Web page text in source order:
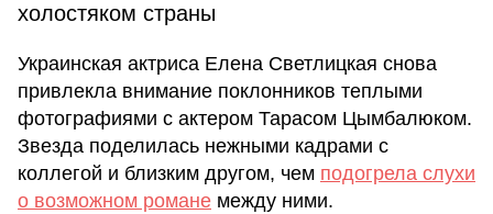
холостяком страны
Украинская актриса Елена Светлицкая снова
привлекла внимание поклонников теплыми
фотографиями с актером Тарасом Цымбалюком.
Звезда поделилась нежными кадрами с
коллегой и близким другом, чем подогрела слухи
о возможном романе между ними.